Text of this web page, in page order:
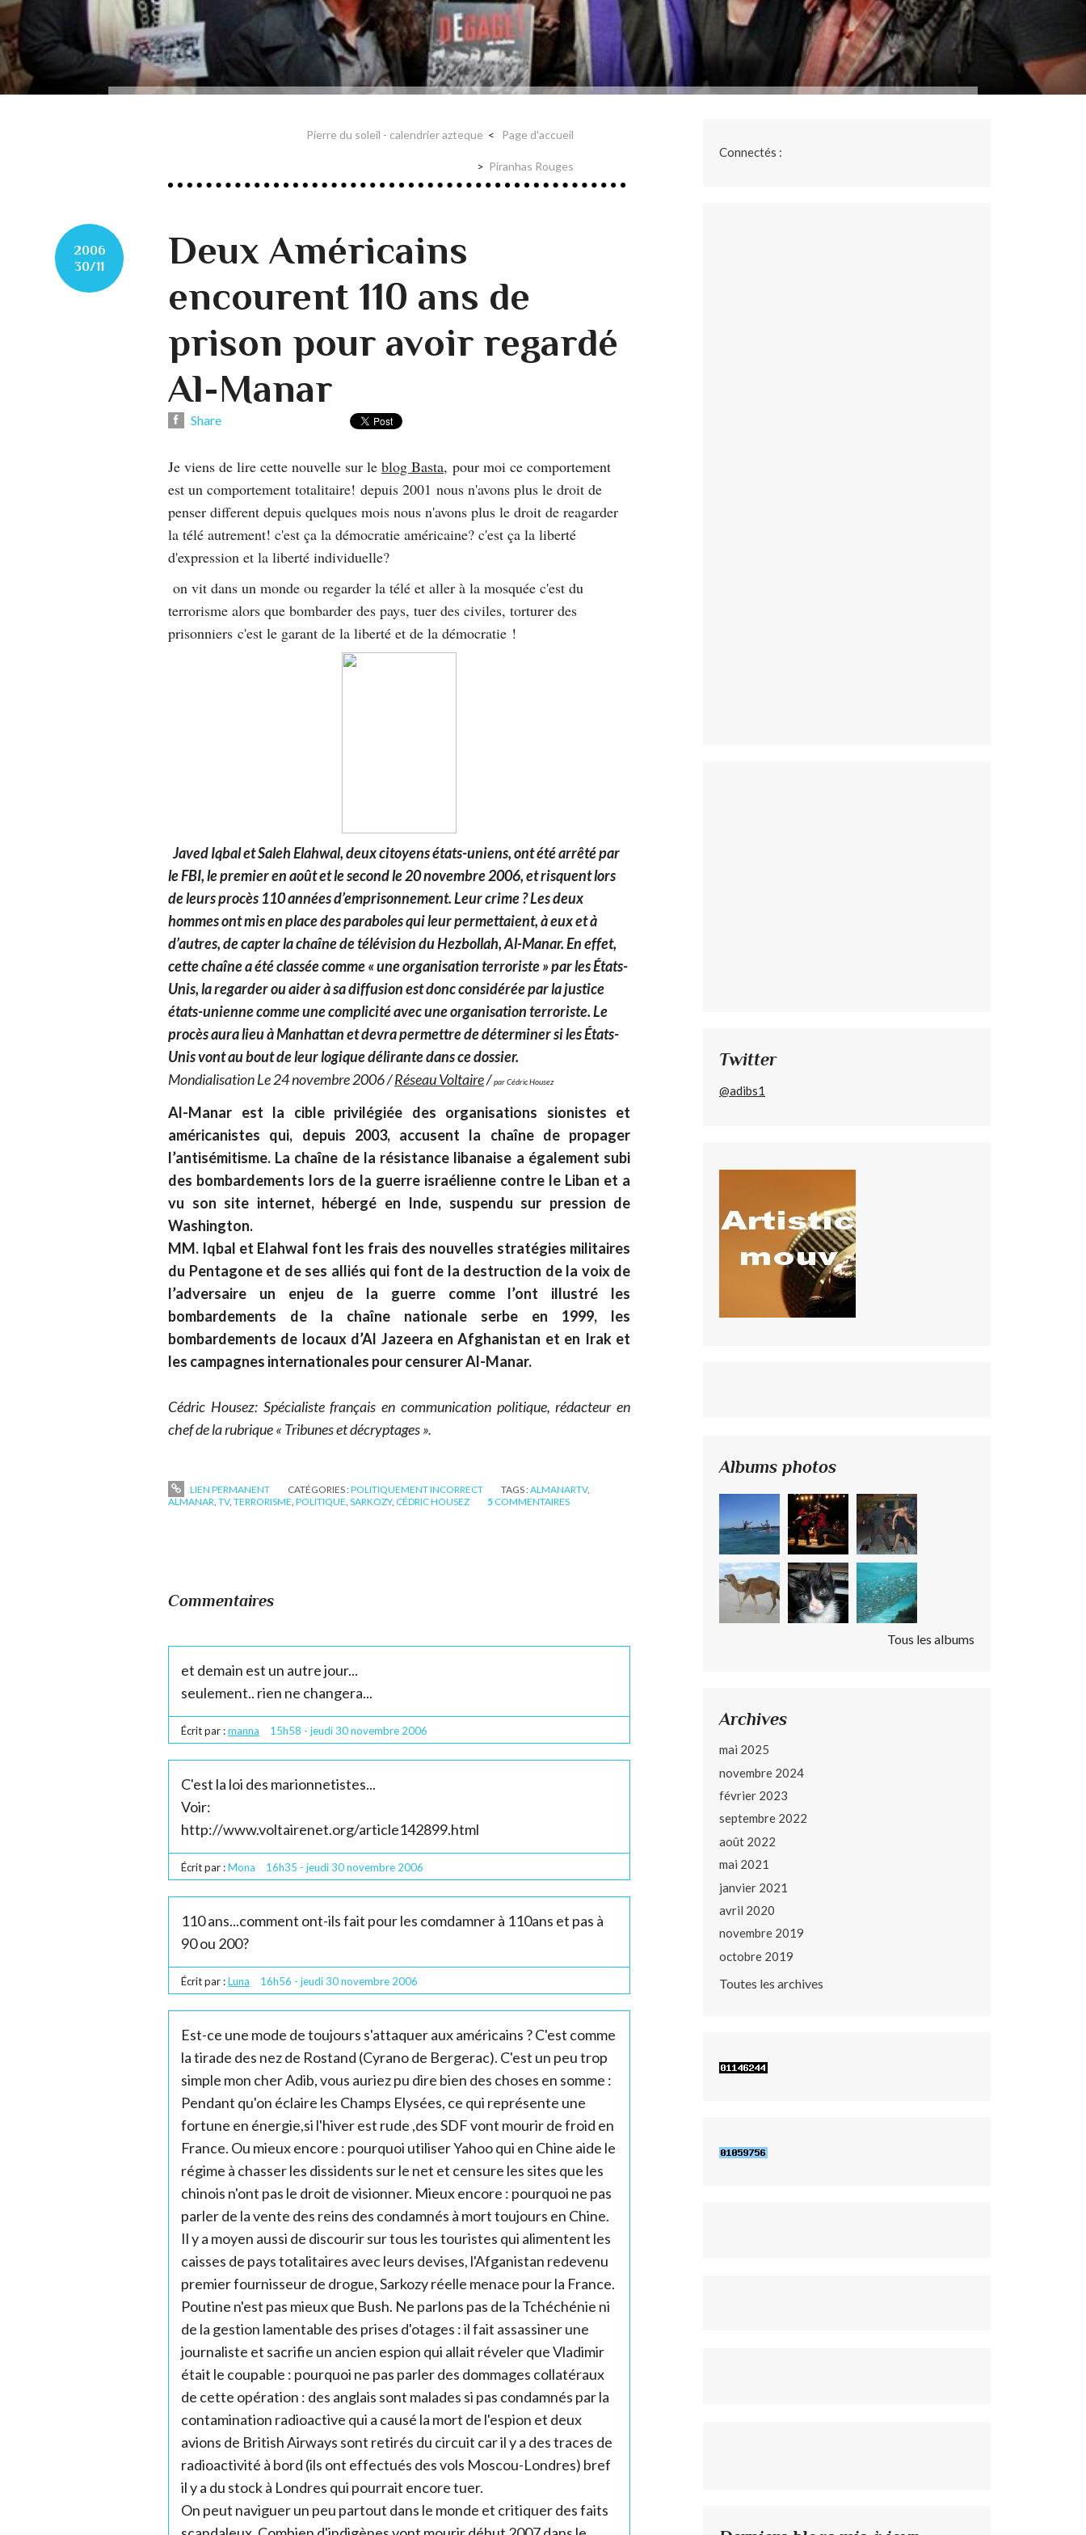
Pierre du soleil - calendrier azteque Page d'accueil
Piranhas Rouges
2006
30/11
Deux Américains
encourent 110 ans de
prison pour avoir regardé
Al-Manar
Share
Je viens de lire cette nouvelle sur le blog Basta, pour moi ce comportement
est un comportement totalitaire! depuis 2001 nous n'avons plus le droit de
penser different depuis quelques mois nous n'avons plus le droit de reagarder
la télé autrement! c'est ça la démocratie américaine? c'est ça la liberté
d'expression et la liberté individuelle?
on vit dans un monde ou regarder la télé et aller à la mosquée c'est du
terrorisme alors que bombarder des pays, tuer des civiles, torturer des
prisonniers c'est le garant de la liberté et de la démocratie !
Javed Iqbal et Saleh Elahwal, deux citoyens états-uniens, ont été arrêté par
le FBI, le premier en août et le second le 20 novembre 2006, et risquent lors
de leurs procès 110 années d’emprisonnement. Leur crime ? Les deux
hommes ont mis en place des paraboles qui leur permettaient, à eux et à
d’autres, de capter la chaîne de télévision du Hezbollah, Al-Manar. En effet,
cette chaîne a été classée comme « une organisation terroriste » par les États-
Unis, la regarder ou aider à sa diffusion est donc considérée par la justice
états-unienne comme une complicité avec une organisation terroriste. Le
procès aura lieu à Manhattan et devra permettre de déterminer si les États-
Unis vont au bout de leur logique délirante dans ce dossier.
Mondialisation Le 24 novembre 2006 /Réseau Voltaire/par Cédric Housez
Al-Manar est la cible privilégiée des organisations sionistes et
américanistes qui, depuis 2003, accusent la chaîne de propager
l’antisémitisme. La chaîne de la résistance libanaise a également subi
des bombardements lors de la guerre israélienne contre le Liban et a
vu son site internet, hébergé en Inde, suspendu sur pression de
Washington.
MM. Iqbal et Elahwal font les frais des nouvelles stratégies militaires
du Pentagone et de ses alliés qui font de la destruction de la voix de
l’adversaire un enjeu de la guerre comme l’ont illustré les
bombardements de la chaîne nationale serbe en 1999, les
bombardements de locaux d’Al Jazeera en Afghanistan et en Irak et
les campagnes internationales pour censurer Al-Manar.
Cédric Housez: Spécialiste français en communication politique, rédacteur en
chef de la rubrique « Tribunes et décryptages ».
LIEN PERMANENT CATÉGORIES :POLITIQUEMENT INCORRECT TAGS :ALMANARTV,
ALMANAR TV, TERRORISME POLITIQUE SARKOZY, CÉDRIC HOUSEZ 5 COMMENTAIRES
Commentaires
et demain est un autre jour...
seulement.. rien ne changera...
Écrit par :manna 15h58 - jeudi 30novembre 2006
C'est la loi des marionnetistes...
Voir:
http://www.voltairenet.org/article142899.html
Écrit par :Mona 16h35 - jeudi 30novembre 2006
110 ans...comment ont-ils fait pour les comdamner à 110ans et pas à
90 ou 200?
Écrit par :Luna 16h56 - jeudi 30novembre 2006
Est-ce une mode de toujours s'attaquer aux américains ? C'est comme
la tirade des nez de Rostand (Cyrano de Bergerac). C'est un peu trop
simple mon cher Adib, vous auriez pu dire bien des choses en somme :
Pendant qu'on éclaire les Champs Elysées, ce qui représente une
fortune en énergie,si l'hiver est rude ,des SDF vont mourir de froid en
France. Ou mieux encore : pourquoi utiliser Yahoo qui en Chine aide le
régime à chasser les dissidents sur le net et censure les sites que les
chinois n'ont pas le droit de visionner. Mieux encore : pourquoi ne pas
parler de la vente des reins des condamnés à mort toujours en Chine.
Il y a moyen aussi de discourir sur tous les touristes qui alimentent les
caisses de pays totalitaires avec leurs devises, l'Afganistan redevenu
premier fournisseur de drogue, Sarkozy réelle menace pour la France.
Poutine n'est pas mieux que Bush. Ne parlons pas de la Tchéchénie ni
de la gestion lamentable des prises d'otages : il fait assassiner une
journaliste et sacrifie un ancien espion qui allait réveler que Vladimir
était le coupable : pourquoi ne pas parler des dommages collatéraux
de cette opération : des anglais sont malades si pas condamnés par la
contamination radioactive qui a causé la mort de l'espion et deux
avions de British Airways sont retirés du circuit car il y a des traces de
radioactivité à bord (ils ont effectués des vols Moscou-Londres) bref
il y a du stock à Londres qui pourrait encore tuer.
On peut naviguer un peu partout dans le monde et critiquer des faits
Connectés :
Twitter
@adibs1
Albums photos
Tous les albums
Archives
mai 2025
novembre 2024
février 2023
septembre 2022
août 2022
mai 2021
janvier 2021
avril 2020
novembre 2019
octobre 2019
Toutes les archives